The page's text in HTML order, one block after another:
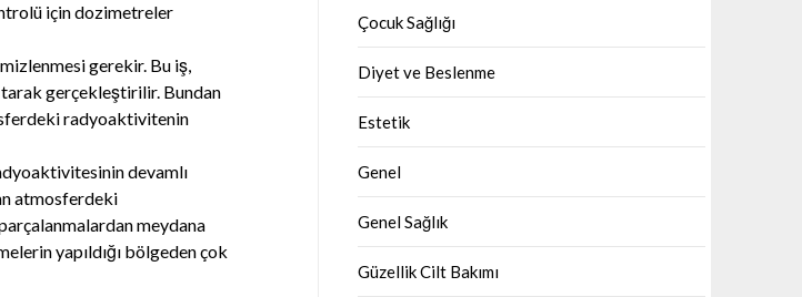
için dozimetreler
gerekir. Bu iş,
tarak gerçekleştirilir. Bundan
radyoaktivitenin
devamlı
atmosferdeki
meydana
yapıldığı bölgeden çok
Çocuk Sağlığı
Diyet ve Beslenme
Estetik
Genel
Genel Sağlık
Güzellik Cilt Bakımı